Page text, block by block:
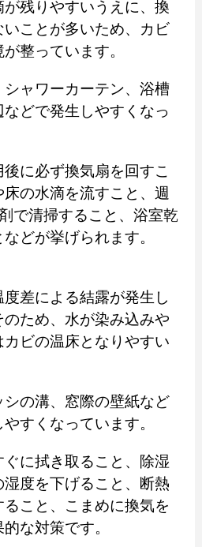
残りやすいうえに、換
ことが多いため、カビ
整っています。
ャワーカーテン、浴槽
どで発生しやすくなっ
に必ず換気扇を回すこ
の水滴を流すこと、週
で清掃すること、浴室乾
どが挙げられます。
差による結露が発生し
ため、水が染み込みや
ビの温床となりやすい
の溝、窓際の壁紙など
すくなっています。
に拭き取ること、除湿
度を下げること、断熱
こと、こまめに換気を
な対策です。